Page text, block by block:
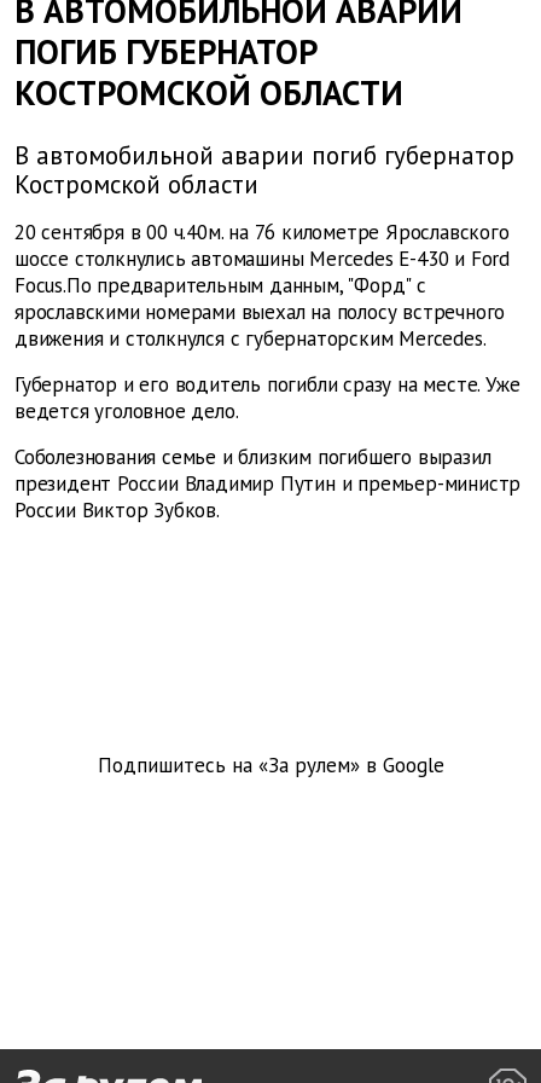
В АВТОМОБИЛЬНОЙ АВАРИИ
ПОГИБ ГУБЕРНАТОР
КОСТРОМСКОЙ ОБЛАСТИ
В автомобильной аварии погиб губернатор
Костромской области
20 сентября в 00 ч.40м. на 76 километре Ярославского
шоссе столкнулись автомашины Mercedes Е-430 и Ford
Focus.По предварительным данным, "Форд" с
ярославскими номерами выехал на полосу встречного
движения и столкнулся с губернаторским Mercedes.
Губернатор и его водитель погибли сразу на месте. Уже
ведется уголовное дело.
Соболезнования семье и близким погибшего выразил
президент России Владимир Путин и премьер-министр
России Виктор Зубков.
Подпишитесь на «За рулем» в Google